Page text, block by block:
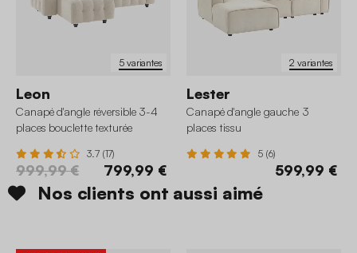
5 variantes
Leon
Canapé d'angle réversible 3-4
places bouclette texturée
3.7 (17)
999,99 € 799,99 €
2 variantes
Lester
Canapé d'angle gauche 3
places tissu
5 (6)
599,99 €
Nos clients ont aussi aimé